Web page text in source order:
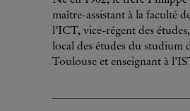
maître-assistant à la faculté
l’ICT, vice-régent des
local des études du studium
Toulouse et enseignant à